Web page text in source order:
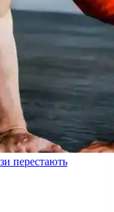
перестають